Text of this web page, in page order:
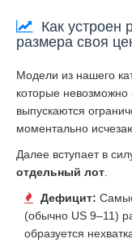
Как устроен
размера своя
Модели из нашего
которые невозможно
выпускаются
моментально
Далее вступает в
отдельный лот
Дефицит:
(обычно US 9–11)
образуется